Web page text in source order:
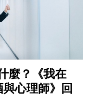
麼？《我在
心理師》回